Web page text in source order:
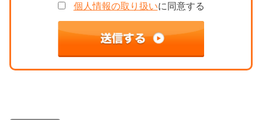
個人情報の取り扱いに同意する